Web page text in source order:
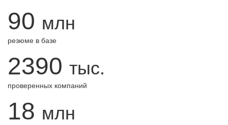
90 млн
резюме в базе
2390 тыс.
проверенных компаний
18 млн